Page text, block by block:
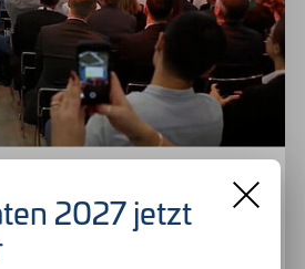
2018:
2018
2027 jetzt